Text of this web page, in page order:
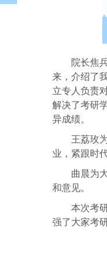
院长焦
来，介绍了
立专人负责
解决了考研
异成绩。
王荔玫
业，紧跟时
曲晨为
和意见。
本次考
强了大家考